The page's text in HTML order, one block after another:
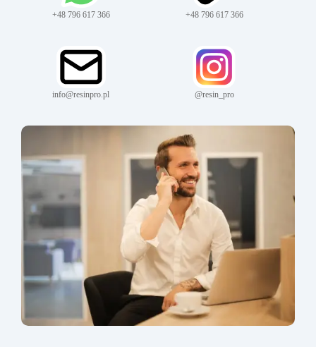
+48 796 617 366 +48 796 617 366
info@resinpro.pl @resin_pro